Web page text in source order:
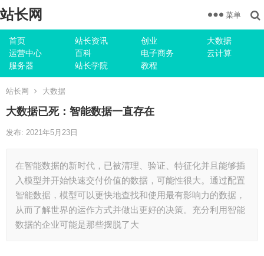
站长网
首页 站长资讯 创业
大数据
运营中心
百科 电子商务
云计算
服务器
站长学院 教程
菜单
站长网 大数据
大数据已死：智能数据一直存在
发布: 2021年5月23日
在智能数据的新时代，已被清理、验证、特征化并且能够插
入模型并开始快速交付价值的数据，可能性很大。通过配置
智能数据，模型可以更快地查找和使用最有影响力的数据，
从而了解世界的运作方式并做出更好的决策。充分利用智能
数据的企业可能是那些摆脱了大